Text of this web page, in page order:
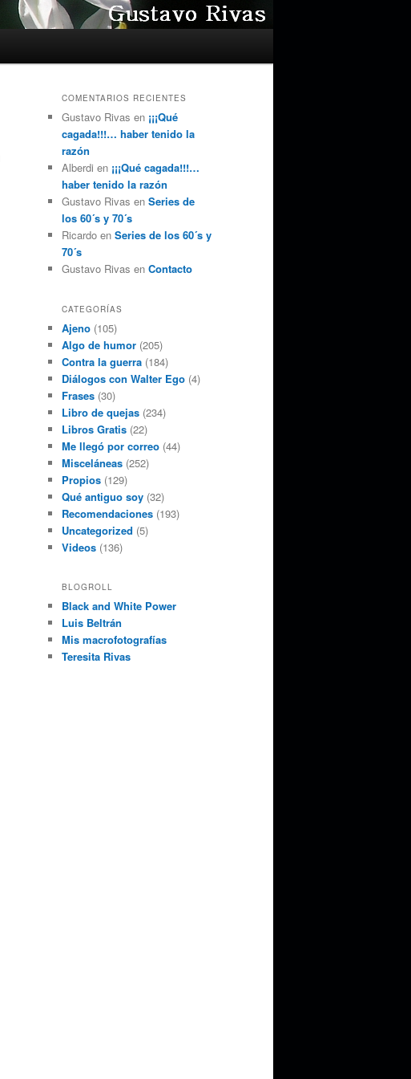
COMENTARIOS RECIENTES
Gustavo Rivas en ¡¡¡Qué
cagada!!!… haber tenido la
razón
Alberdi en ¡¡¡Qué cagada!!!…
haber tenido la razón
Gustavo Rivas en Series de
los 60´s y 70´s
Ricardo en Series de los 60´s y
70´s
Gustavo Rivas en Contacto
CATEGORÍAS
Ajeno (105)
Algo de humor (205)
Contra la guerra (184)
Diálogos con Walter Ego (4)
Frases (30)
Libro de quejas (234)
Libros Gratis (22)
Me llegó por correo (44)
Misceláneas (252)
Propios (129)
Qué antiguo soy (32)
Recomendaciones (193)
Uncategorized (5)
Videos (136)
BLOGROLL
Black and White Power
Luis Beltrán
Mis macrofotografías
Teresita Rivas